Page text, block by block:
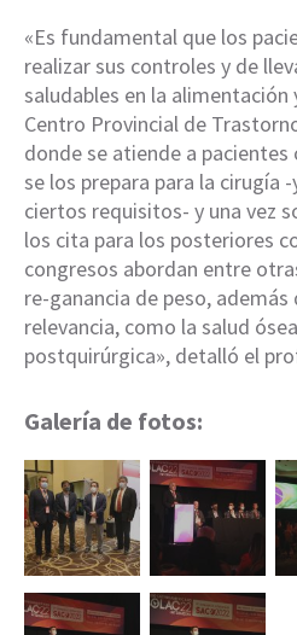
«Es fundamental que los
realizar sus controles y de
saludables en la alimentación
Centro Provincial de
donde se atiende a
se los prepara para la cirugía
ciertos requisitos- y una vez
los cita para los posteriores
congresos abordan entre
re-ganancia de peso,
relevancia, como la salud
postquirúrgica», detalló el
Galería de fotos: